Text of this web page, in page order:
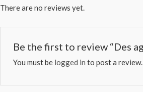
There are no reviews yet.
Be the first to review “Des
You must be logged in to post a review.